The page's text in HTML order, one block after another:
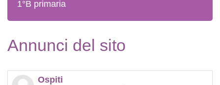
1°B primaria
Annunci del sito
Ospiti